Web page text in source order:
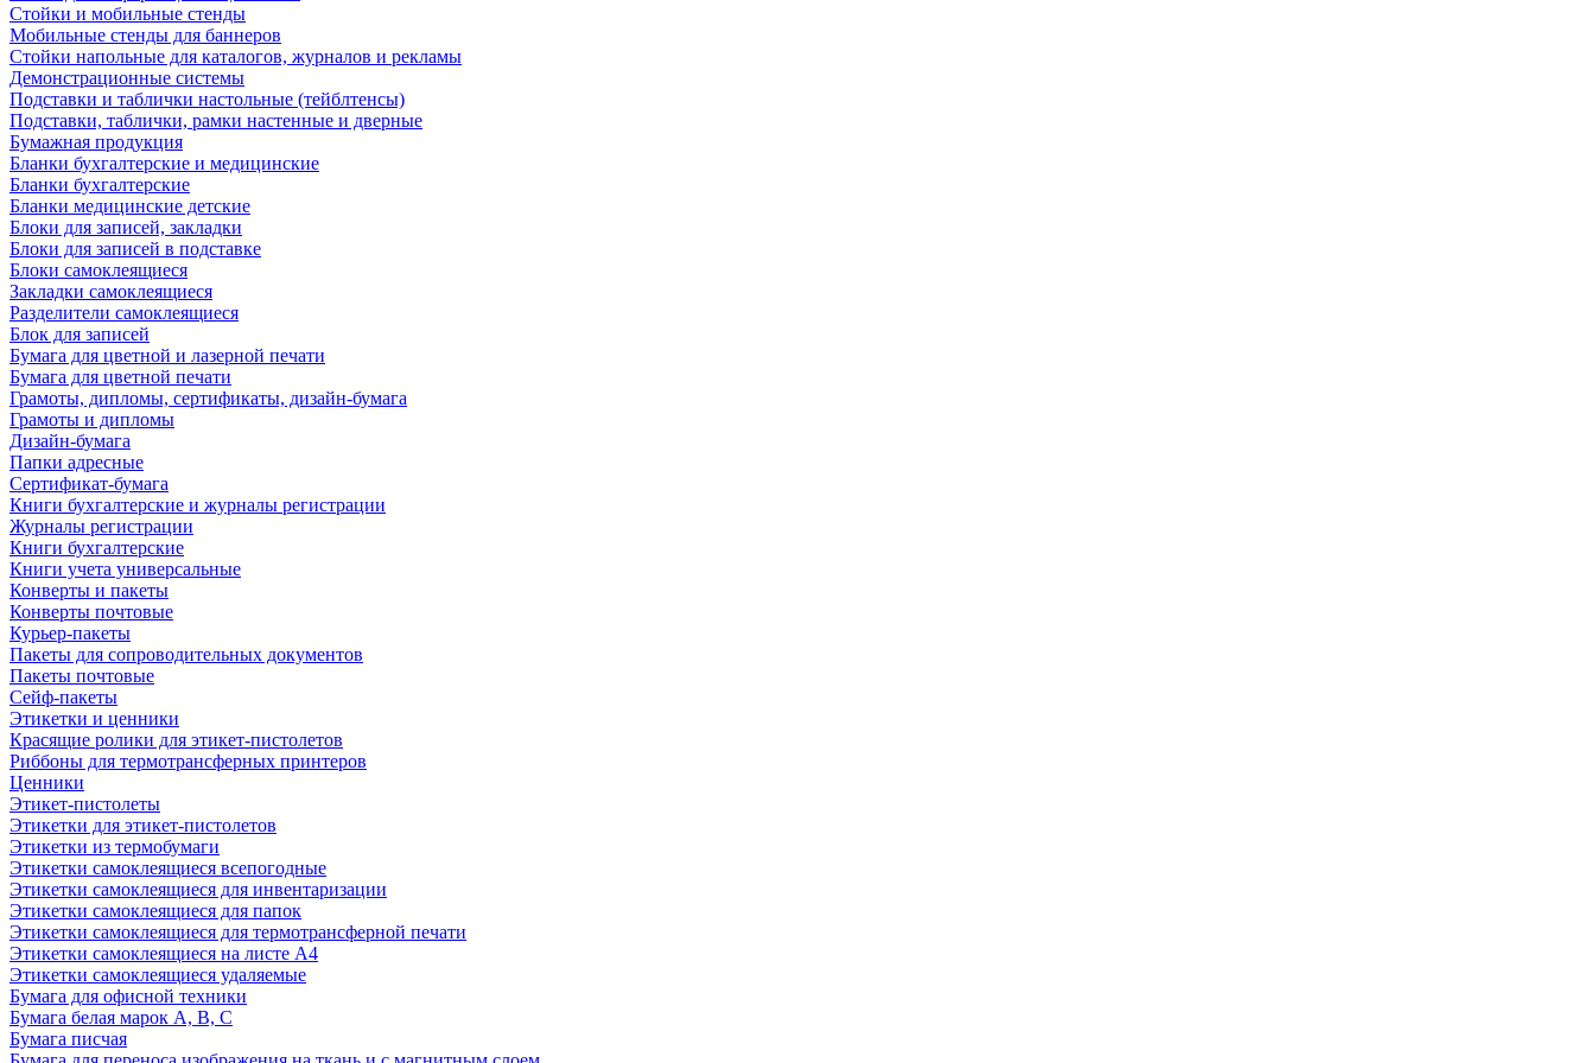
Стойки и мобильные стенды
Мобильные стенды для баннеров
Стойки напольные для каталогов, журналов и рекламы
Демонстрационные системы
Подставки и таблички настольные (тейблтенсы)
Подставки, таблички, рамки настенные и дверные
Бумажная продукция
Бланки бухгалтерские и медицинские
Бланки бухгалтерские
Бланки медицинские детские
Блоки для записей, закладки
Блоки для записей в подставке
Блоки самоклеящиеся
Закладки самоклеящиеся
Разделители самоклеящиеся
Блок для записей
Бумага для цветной и лазерной печати
Бумага для цветной печати
Грамоты, дипломы, сертификаты, дизайн-бумага
Грамоты и дипломы
Дизайн-бумага
Папки адресные
Сертификат-бумага
Книги бухгалтерские и журналы регистрации
Журналы регистрации
Книги бухгалтерские
Книги учета универсальные
Конверты и пакеты
Конверты почтовые
Курьер-пакеты
Пакеты для сопроводительных документов
Пакеты почтовые
Сейф-пакеты
Этикетки и ценники
Красящие ролики для этикет-пистолетов
Риббоны для термотрансферных принтеров
Ценники
Этикет-пистолеты
Этикетки для этикет-пистолетов
Этикетки из термобумаги
Этикетки самоклеящиеся всепогодные
Этикетки самоклеящиеся для инвентаризации
Этикетки самоклеящиеся для папок
Этикетки самоклеящиеся для термотрансферной печати
Этикетки самоклеящиеся на листе А4
Этикетки самоклеящиеся удаляемые
Бумага для офисной техники
Бумага белая марок А, В, С
Бумага писчая